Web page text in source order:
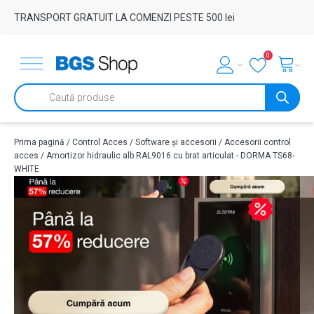
TRANSPORT GRATUIT LA COMENZI PESTE 500 lei
0
Products
search
Prima pagină / Control Acces / Software și accesorii / Accesorii control
acces / Amortizor hidraulic alb RAL9016 cu brat articulat - DORMA TS68-
WHITE